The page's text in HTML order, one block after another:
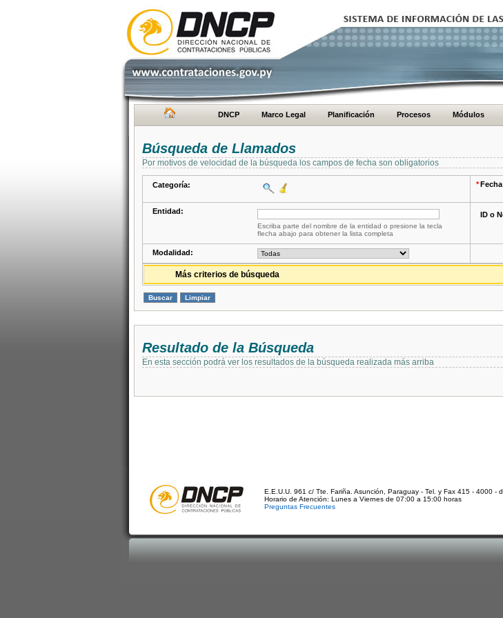
DNCP Marco Legal Planificación Procesos Módulos
Búsqueda de Llamados
Por motivos de velocidad de la búsqueda los campos de fecha son obligatorios
Categoría: *
Entidad:
Escriba parte del nombre de la entidad o presione la tecla
flecha abajo para obtener la lista completa
ID o
Modalidad:
Más criterios de búsqueda
Resultado de la Búsqueda
En esta sección podrá ver los resultados de la búsqueda realizada más arriba
E.E.U.U. 961 c/ Tte. Fariña. Asunción, Paraguay - Tel. y Fax 415 - 4000 -
Horario de Atención: Lunes a Viernes de 07:00 a 15:00 horas
Preguntas Frecuentes